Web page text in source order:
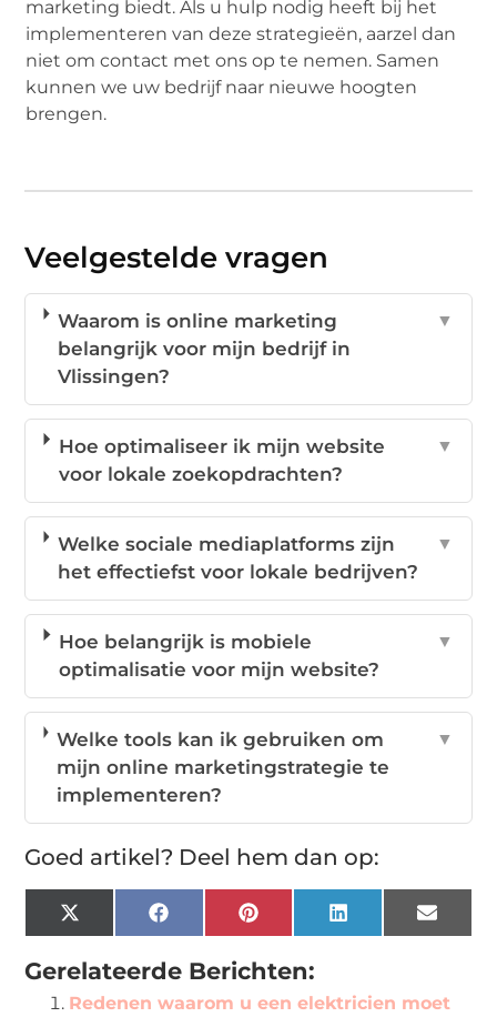
marketing biedt. Als u hulp nodig heeft bij het
implementeren van deze strategieën, aarzel dan
niet om contact met ons op te nemen. Samen
kunnen we uw bedrijf naar nieuwe hoogten
brengen.
Veelgestelde vragen
Waarom is online marketing
belangrijk voor mijn bedrijf in
Vlissingen?
▼
Hoe optimaliseer ik mijn website
voor lokale zoekopdrachten?
▼
Welke sociale mediaplatforms zijn
het effectiefst voor lokale bedrijven?
▼
Hoe belangrijk is mobiele
optimalisatie voor mijn website?
▼
Welke tools kan ik gebruiken om
mijn online marketingstrategie te
implementeren?
▼
Goed artikel? Deel hem dan op:
X
(Twitter)
FacebookPinterest LinkedIn Email
Gerelateerde Berichten:
Redenen waarom u een elektricien moet